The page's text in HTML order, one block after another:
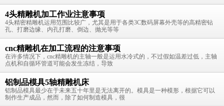
4头精雕机加工作业注意事项
4头精密精雕机运用范围比较广，尤其是用于各类3C数码屏幕外壳等的高精密钻
孔、打磨边缘、内孔打磨、倒边、抛光等等
cnc精雕机在加工流程的注意事项
在许多情况下，cnc精雕机的主轴一般是运用水冷式的，不过假如温差过低，主轴
点机和自循环管道可能会发生冻结，导致
铝制品模具5轴精雕机床
铝制品模具最少在于未来五十年里是无法离开的。模具是一种模形，根据它可以
制作生产成品，然而，除了如何制造模具，很